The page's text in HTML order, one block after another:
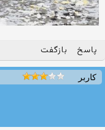
پاسخ بازگفت
کاربر